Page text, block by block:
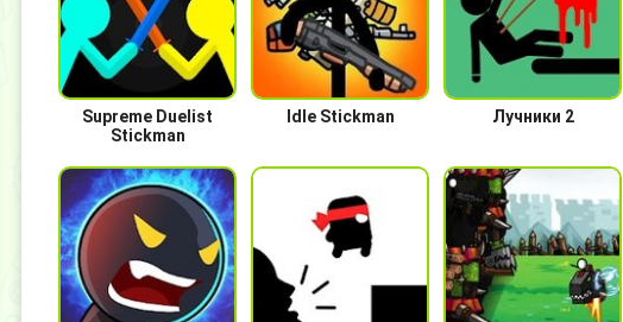
Supreme Duelist
Stickman
Idle Stickman Лучники 2